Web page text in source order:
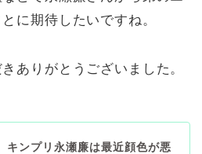
に期待したいですね。
ありがとうございました。
キンプリ永瀬廉は最近顔色が悪